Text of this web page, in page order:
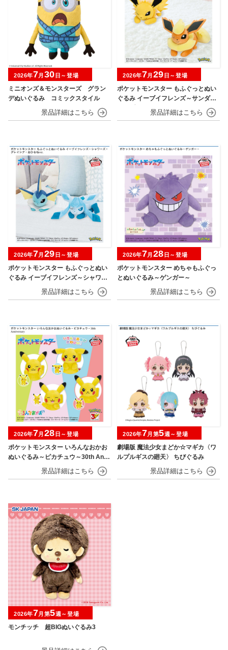
ミニオンズ＆モンスターズ グラン
デぬいぐるみ コミックスタイル
2026年7月 30 日～登場
ポケットモンスター もふぐっとぬい
ぐるみ イーブイフレンズ～サンダー
ス・ブースター～おひるねver.
2026年7月 29 日～登場
ポケットモンスター もふぐっとぬい
ぐるみ イーブイフレンズ～シャワー
ズ・グレイシア～おひるねver.
2026年7月 29 日～登場
ポケットモンスター めちゃもふぐっ
とぬいぐるみ～ゲンガー～
2026年7月 28 日～登場
ポケットモンスター いろんなおかお
ぬいぐるみ～ピカチュウ～30th Anni
2026年7月 28 日～登場
劇場版 魔法少女まどか☆マギカ〈ワ
ルプルギスの廻天〉 ちびぐるみ
2026年7月第5週～登場
モンチッチ 超BIGぬいぐるみ3
2026年7月第5週～登場